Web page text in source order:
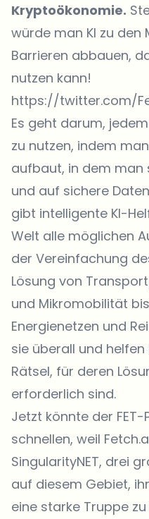
Kryptoökonomie.
würde man KI zu den
Barrieren abbauen,
nutzen kann!
https://twitter.com/
Es geht darum,
zu nutzen, indem
aufbaut, in dem man
und auf sichere
gibt intelligente KI-
Welt alle möglichen
der Vereinfachung
Lösung von
und Mikromobilität
Energienetzen und
sie überall und
Rätsel, für deren
erforderlich sind.
Jetzt könnte der FET-
schnellen, weil
SingularityNET, drei
auf diesem Gebiet,
eine starke Truppe